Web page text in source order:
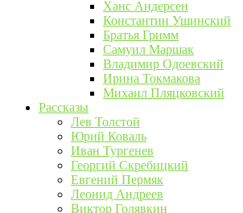
Ханс Андерсен
Константин Ушинский
Братья Гримм
Самуил Маршак
Владимир Одоевский
Ирина Токмакова
Михаил Пляцковский
Рассказы
Лев Толстой
Юрий Коваль
Иван Тургенев
Георгий Скребицкий
Евгений Пермяк
Леонид Андреев
Виктор Голявкин